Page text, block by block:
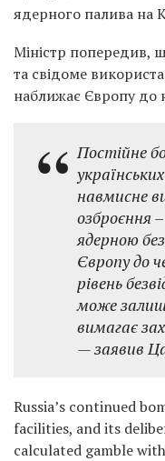
ядерного палива на
Міністр попередив,
та свідоме
наближає Європу до
Постійне
навмисне
озброєння
ядерною
Європу до
рівень
може
вимагає
— заявив
Russia’s continued
facilities, and its
calculated gamble